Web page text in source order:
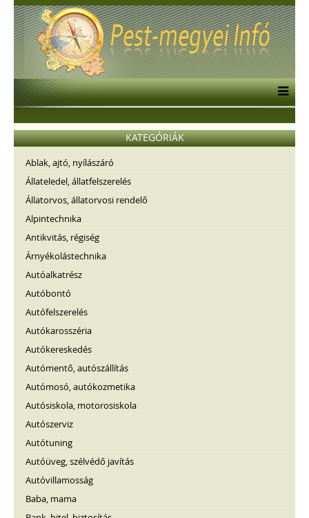
KATEGÓRIÁK
Ablak, ajtó, nyílászáró
Állateledel, állatfelszerelés
Állatorvos, állatorvosi rendelő
Alpintechnika
Antikvitás, régiség
Árnyékolástechnika
Autóalkatrész
Autóbontó
Autófelszerelés
Autókarosszéria
Autókereskedés
Autómentő, autószállítás
Autómosó, autókozmetika
Autósiskola, motorosiskola
Autószerviz
Autótuning
Autóüveg, szélvédő javítás
Autóvillamosság
Baba, mama